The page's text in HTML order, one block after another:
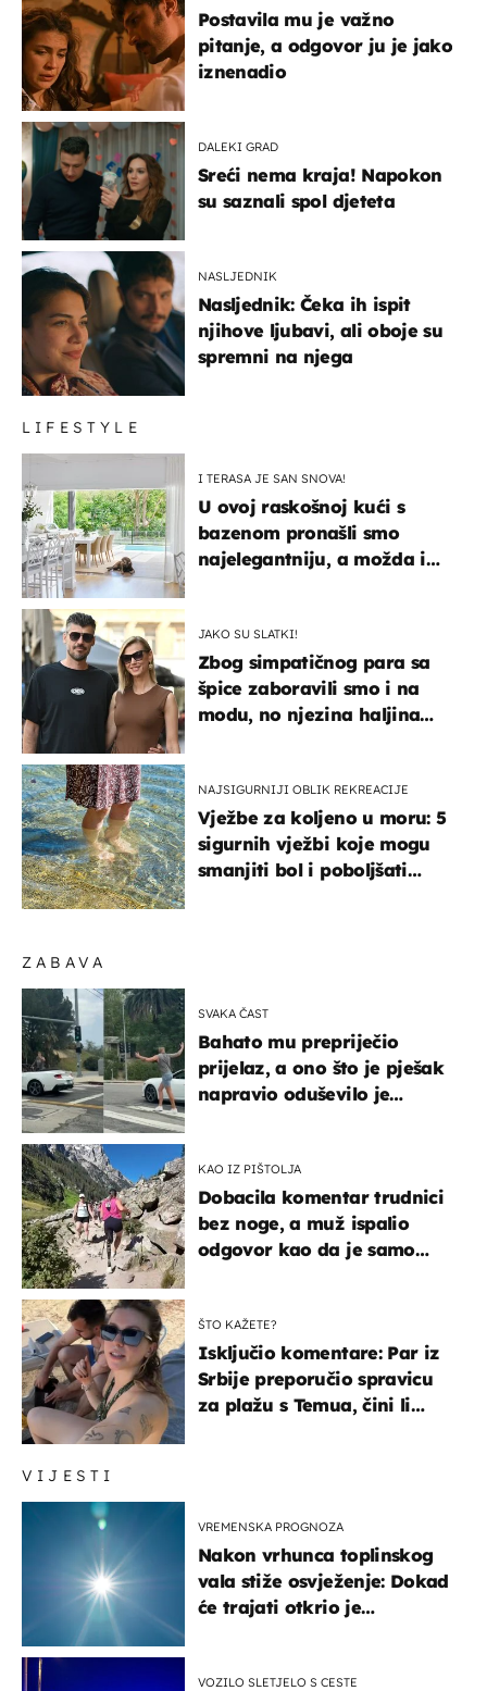
VIJESTI
VREMENSKA PROGNOZA
Nakon vrhunca toplinskog
vala stiže osvježenje: Dokad
će trajati otkrio je
VOZILO SLETJELO S CESTE
ZABAVA
SVAKA ČAST
Bahato mu prepriječio
prijelaz, a ono što je pješak
napravio oduševilo je
KAO IZ PIŠTOLJA
Dobacila komentar trudnici
bez noge, a muž ispalio
odgovor kao da je samo
ŠTO KAŽETE?
Isključio komentare: Par iz
Srbije preporučio spravicu
za plažu s Temua, čini li
Postavila mu je važno
pitanje, a odgovor ju je jako
iznenadio
DALEKI GRAD
Sreći nema kraja! Napokon
su saznali spol djeteta
NASLJEDNIK
Nasljednik: Čeka ih ispit
njihove ljubavi, ali oboje su
spremni na njega
LIFESTYLE
I TERASA JE SAN SNOVA!
U ovoj raskošnoj kući s
bazenom pronašli smo
najelegantniju, a možda i
JAKO SU SLATKI!
Zbog simpatičnog para sa
špice zaboravili smo i na
modu, no njezina haljina
NAJSIGURNIJI OBLIK REKREACIJE
Vježbe za koljeno u moru: 5
sigurnih vježbi koje mogu
smanjiti bol i poboljšati